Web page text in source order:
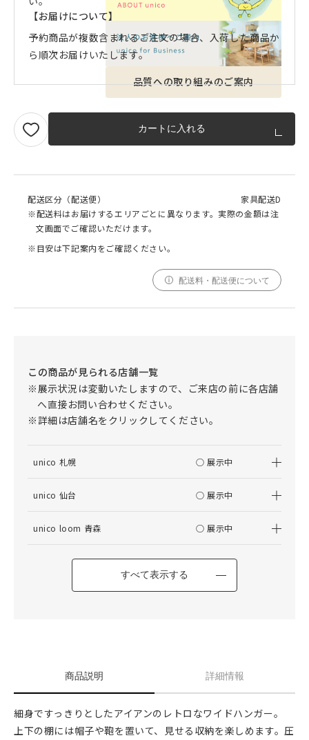
品質への取り組みのご案内
商品説明 詳細情報
細身ですっきりとしたアイアンのレトロなワイドハンガー。
上下の棚には帽子や鞄を置いて、見せる収納を楽しめます。圧
【お届けについて】
予約商品が複数含まれるご注文の場合、入荷した商品か
ら順次お届けいたします。
カートに入れる
配送区分（配送便）
家具配送D
※配送料はお届けするエリアごとに異なります。実際の金額は注
文画面でご確認いただけます。
※目安は下記案内をご確認ください。
配送料・配送便について
この商品が見られる店舗一覧
※展示状況は変動いたしますので、ご来店の前に各店舗
へ直接お問い合わせください。
※詳細は店舗名をクリックしてください。
unico 札幌 ○ 展示中
unico 仙台 ○ 展示中
unico loom 青森 ○ 展示中
すべて表示する